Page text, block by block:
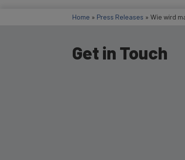
Home » Press Releases » Wie wird
Get in Touch